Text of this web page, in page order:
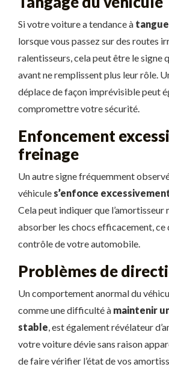
Si votre voiture a tendance à
lorsque vous passez sur des routes
ralentisseurs, cela peut être le signe
avant ne remplissent plus leur rôle.
déplace de façon imprévisible peut
compromettre votre sécurité.
Enfoncement
freinage
Un autre signe fréquemment
véhicule s’enfonce
Cela peut indiquer que l’amortisseur
absorber les chocs efficacement,
contrôle de votre automobile.
Problèmes de
Un comportement anormal du
comme une difficulté à maintenir
stable , est également révélateur
votre voiture dévie sans raison
de faire vérifier l’état de vos